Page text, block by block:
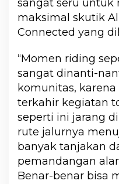
sangat seru untuk
maksimal skutik
Connected yang
“Momen riding
sangat dinanti-
komunitas,
terkahir kegiatan
seperti ini jarang
rute jalurnya
banyak tanjakan
pemandangan
Benar-benar bisa